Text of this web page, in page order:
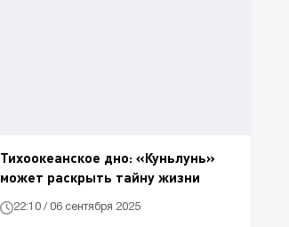
Тихоокеанское дно: «Куньлунь»
может раскрыть тайну жизни
22:10 / 06 сентября 2025